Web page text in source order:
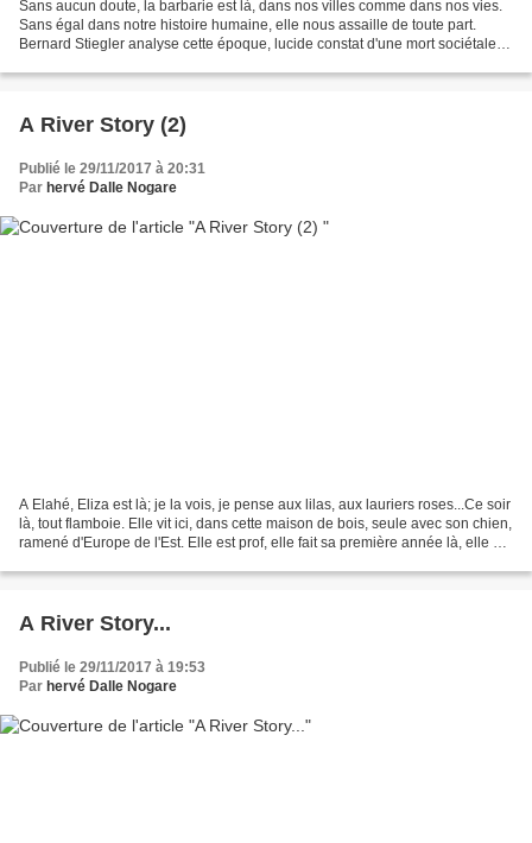
Sans aucun doute, la barbarie est là, dans nos villes comme dans nos vies.
Sans égal dans notre histoire humaine, elle nous assaille de toute part.
Bernard Stiegler analyse cette époque, lucide constat d'une mort sociétale si
A River Story (2)
Publié le 29/11/2017 à 20:31
Par hervé Dalle Nogare
A Elahé, Eliza est là; je la vois, je pense aux lilas, aux lauriers roses...Ce soir
là, tout flamboie. Elle vit ici, dans cette maison de bois, seule avec son chien,
ramené d'Europe de l'Est. Elle est prof, elle fait sa première année là, elle est
A River Story...
Publié le 29/11/2017 à 19:53
Par hervé Dalle Nogare